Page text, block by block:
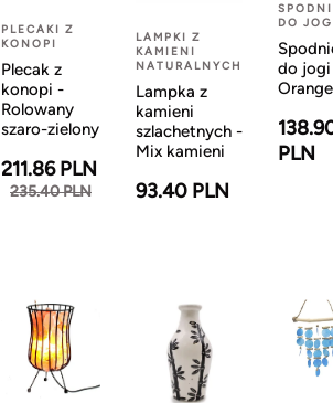
PLECAKI Z
KONOPI
Plecak z
konopi -
Rolowany
szaro-zielony
211.86 PLN
235.40 PLN
LAMPKI Z
KAMIENI
NATURALNYCH
Lampka z
kamieni
szlachetnych -
Mix kamieni
93.40 PLN
DO
do
Orange
PLN